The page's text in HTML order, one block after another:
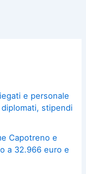
e personale
stipendi
Capotreno e
a 32.966 euro e